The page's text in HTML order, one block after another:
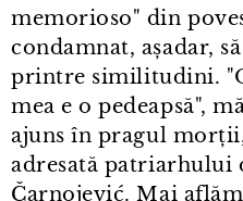
memorioso" din
condamnat, așadar,
printre similitudini.
mea e o pedeapsă",
ajuns în pragul
adresată patriarhului
Čarnojević. Mai